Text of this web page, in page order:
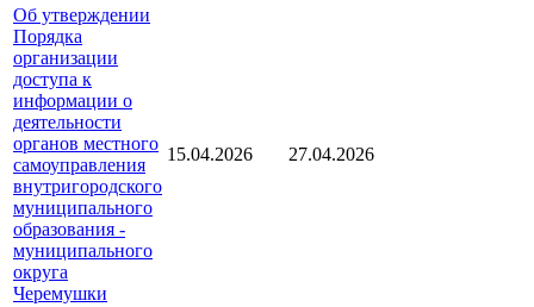
Об утверждении
Порядка
организации
доступа к
информации о
деятельности
органов местного
самоуправления
внутригородского
муниципального
образования -
муниципального
округа
Черемушки
15.04.2026 27.04.2026